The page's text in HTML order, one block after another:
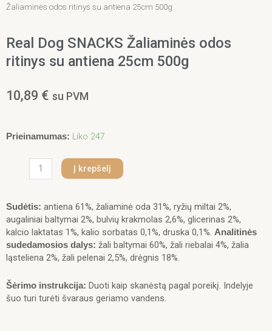
Žaliaminės odos ritinys su antiena 25cm 500g
Real Dog SNACKS Žaliaminės odos
ritinys su antiena 25cm 500g
10,89 € su PVM
Prieinamumas: Liko 247
produkto
odos
ritinys
su
antiena
25cm
Į krepšelį
Sudėtis: antiena 61%, žaliaminė oda 31%, ryžių miltai 2%,
augaliniai baltymai 2%, bulvių krakmolas 2,6%, glicerinas 2%,
kalcio laktatas 1%, kalio sorbatas 0,1%, druska 0,1%. Analitinės
sudedamosios dalys: žali baltymai 60%, žali riebalai 4%, žalia
ląsteliena 2%, žali pelenai 2,5%, drėgnis 18%.
Šėrimo instrukcija: Duoti kaip skanėstą pagal poreikį. Indelyje
šuo turi turėti švaraus geriamo vandens.